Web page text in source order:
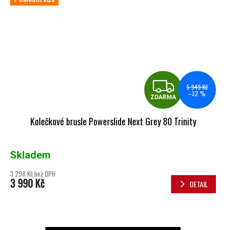
ZDARMA
5 949 Kč
–32 %
Kolečkové brusle Powerslide Next Grey 80 Trinity
Skladem
3 298 Kč bez DPH
3 990 Kč DETAIL